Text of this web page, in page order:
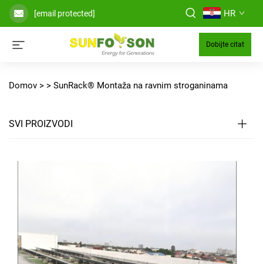
[email protected] HR
Dobijte citat
Domov > > SunRack® Montaža na ravnim stroganinama
SVI PROIZVODI